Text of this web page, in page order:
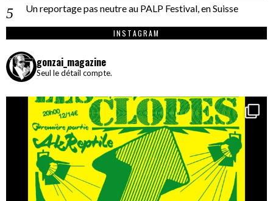
Un reportage pas neutre au PALP Festival, en Suisse
INSTAGRAM
gonzai_magazine
Seul le détail compte.